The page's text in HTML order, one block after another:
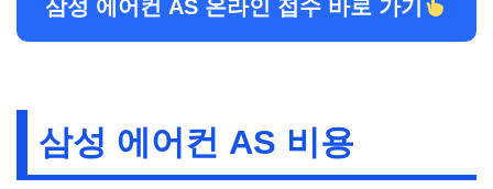
삼성 에어컨 AS 온라인 접수 바로 가기
삼성 에어컨 AS 비용